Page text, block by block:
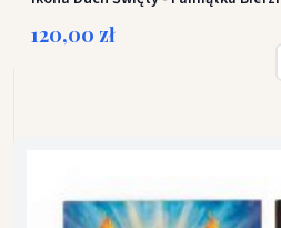
120,00 zł